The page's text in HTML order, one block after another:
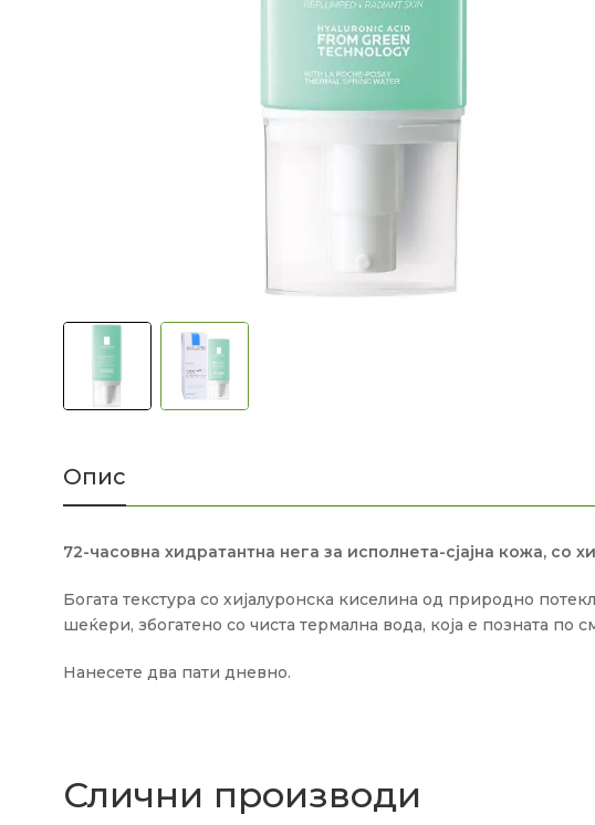
Опис
72-часовна хидратантна нега за исполнета-сјајна кожа, со
Богата текстура со хијалуронска киселина од природно
шеќери, збогатено со чиста термална вода, која е позната
Нанесете два пати дневно.
Слични производи